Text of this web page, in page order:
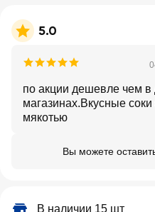
5.0
по акции дешевле чем в
магазинах.Вкусные соки
мякотью
Вы можете
В наличии 15 шт